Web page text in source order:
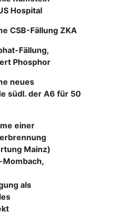
Hospital
Fällung ZKA
Fällung,
Phosphor
neues
südl. der A6 für 50
einer
Mainz)
Mombach,
als